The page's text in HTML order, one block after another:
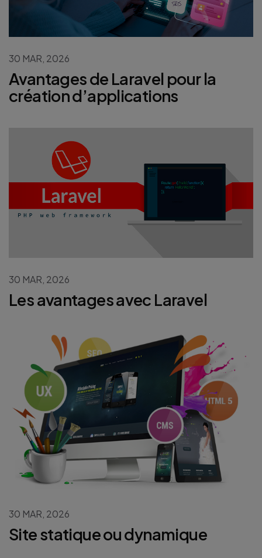
30 MAR, 2026
Avantages de Laravel pour la
création d’applications
30 MAR, 2026
Les avantages avec Laravel
30 MAR, 2026
Site statique ou dynamique